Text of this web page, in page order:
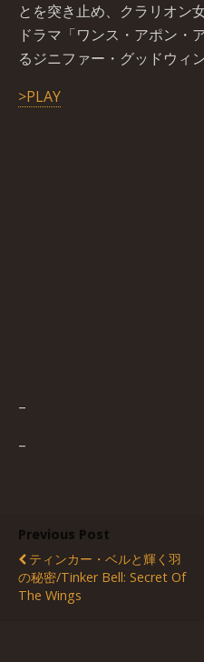
とを突き止め、クラリオン
ドラマ「ワンス・アポン・
るジニファー・グッドウィ
>PLAY
–
–
Previous Post
ティンカー・ベルと輝く羽
の秘密/Tinker Bell: Secret Of
The Wings